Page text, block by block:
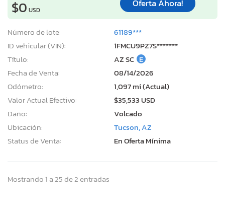
$0 USD
Oferta Ahora!
Número de lote:
61189***
ID vehicular (VIN):
1FMCU9PZ7S*******
Título:
AZ SC E
Fecha de Venta:
08/14/2026
Odómetro:
1,097 mi (Actual)
Valor Actual Efectivo:
$35,533 USD
Daño:
Volcado
Ubicación:
Tucson, AZ
Status de Venta:
En Oferta Mínima
Mostrando 1 a 25 de 2 entradas